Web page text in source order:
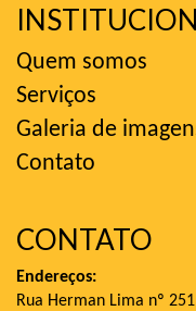
Quem somos
Serviços
Galeria de
Contato
CONTATO
Endereços:
Rua Herman Lima nº